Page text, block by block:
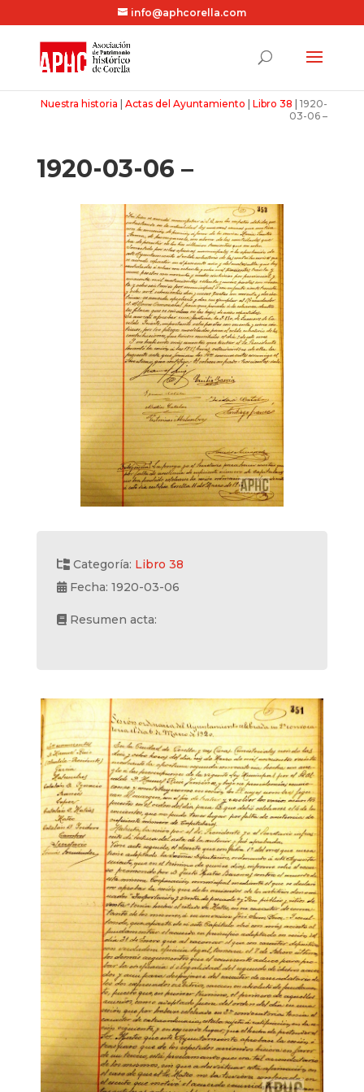
info@aphcorella.com
Nuestra historia |Actas del Ayuntamiento |Libro 38 |1920-
03-06 –
1920-03-06 –
Categoría: Libro 38
Fecha: 1920-03-06
Resumen acta: